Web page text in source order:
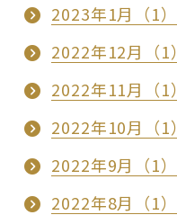
2023年1月（1）
2022年12月（1）
2022年11月（1）
2022年10月（1）
2022年9月（1）
2022年8月（1）